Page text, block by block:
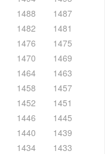
1488
1487
1482
1481
1476
1475
1470
1469
1464
1463
1458
1457
1452
1451
1446
1445
1440
1439
1434
1433